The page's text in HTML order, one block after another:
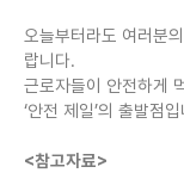
오늘부터라도 여러분
랍니다.
근로자들이 안전하게
‘안전 제일’의 출발점
<참고자료>